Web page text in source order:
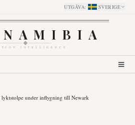
UTGÅVA: SVERIGE
INTELLIGENCE
under inflygning till Newark